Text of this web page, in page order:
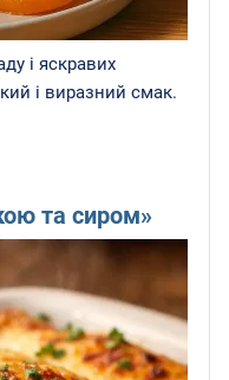
і яскравих
і виразний смак.
та сиром»